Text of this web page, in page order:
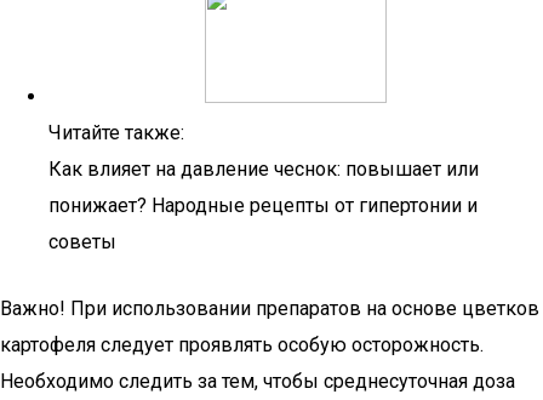
Читайте также:
Как влияет на давление чеснок: повышает или
понижает? Народные рецепты от гипертонии и
советы
Важно! При использовании препаратов на основе цветков
картофеля следует проявлять особую осторожность.
Необходимо следить за тем, чтобы среднесуточная доза